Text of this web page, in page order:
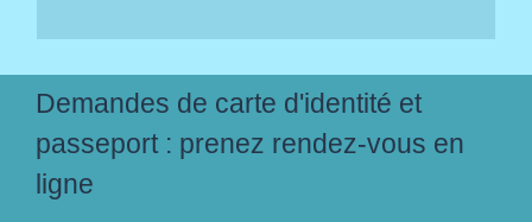
Demandes de carte d'identité et
passeport : prenez rendez-vous en
ligne